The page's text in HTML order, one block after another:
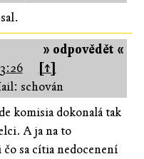
» odpovědět «
[↑]
schován
komisia dokonalá tak
A ja na to
sa cítia nedocenení